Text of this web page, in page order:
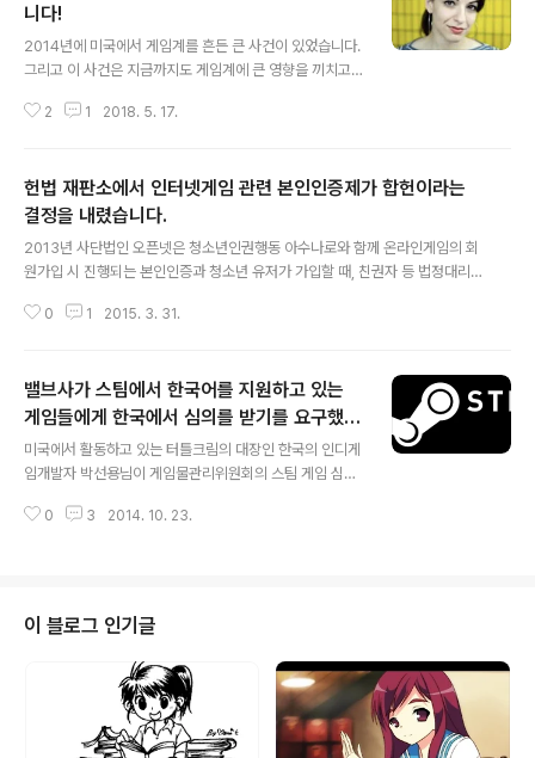
고 그런 창조적인 작업물들을 기록하며, 미래 세대들을 위
해 보존하려는 노력을 전폭적으로 지지합니다." 한편 북미
의 게임 산업을 대변하는 단체인 ESA는 최근 게임을 계속
서버 지원이 중단된 게임을 개조하는 행위에 대해 저작권
니다!
2014년에 미국에서 게임계를 흔든 큰 사건이 있었습니다.
그리고 이 사건은 지금까지도 게임계에 큰 영향을 끼치고
게이머를 자칭한 자들의 무차별적인 공격으로 겨우 시작된
찾기가 힘들지만 윤지만님의 이 글 이 사건의 이해에 도움
을 주지 않을까 싶습니다. 이 글은 아니타 시키시안이 게이
머게이터들의 총기난사 협박으로 강연이 취소된 사건으로
시작하고 있습니다. 아니타 사키시안은 Gamemook에서
도 "여자로 플레이 할 수 있어요?" 에서 소개한 바 있고, 밝
은해님이 아니타 사키시안이 크라우드 펀딩을 통해 제작한
2 1 2018. 5. 17.
헌법 재판소에서 인터넷게임 관련 본인인증제가 합헌이라는
결정을 내렸습니다.
2013년 사단법인 오픈넷은 청소년인권행동 아수나로와 함께 온라인게임의 회
원가입 시 진행되는 본인인증과 청소년 유저가 가입할 때, 친권자 등 법정대리
원을 제기했습니다. (관련 자료) 올해 3월에 헌법 재판소에서 기각 결정이 나왔
적으로 이 법안이 개인의 자유를 침해하지 않다고 판단한 셈입니다. 헌법재판소
는 판결문에서 본인인증 조항에 대한 판단 ... 본인인증 조항은 인터넷게임에 대
한 연령 차별적 규제수단들을 실효적으로 보장하고, 인터넷게임 이용자들이 게
임물 이용시간을 자발적으로 제한하도..
0 1 2015. 3. 31.
밸브사가 스팀에서 한국어를 지원하고 있는
게임들에게 한국에서 심의를 받기를 요구했다
고 합니다.
미국에서 활동하고 있는 터틀크림의 대장인 한국의 인디게
임개발자 박선용님이 게임물관리위원회의 스팀 게임 심의
를 지원하고 있는 게임 개발자가 밸브에게서 연락을 받았
'한국에서 심의를 받지 않은 채로 한국어 지원을 하고 있는
게임'의 목록을 보냈고, 이 게임들이 한국어 서비스를 하려
면 심의를 받아야 한다고 연락을 한 것으로 보임. — Sun
Park (@luvtext) 2014년 10월 23일 3. 밸브는 해당 목
록의 게임 개발자들에게 한국에서 심의를 받아야 한다고
0 3 2014. 10. 23.
이 블로그 인기글